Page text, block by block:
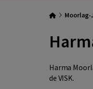
Moorlag-
Harma
de VISK.